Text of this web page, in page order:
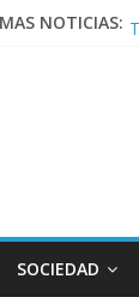
NOTICIAS:
SOCIEDAD